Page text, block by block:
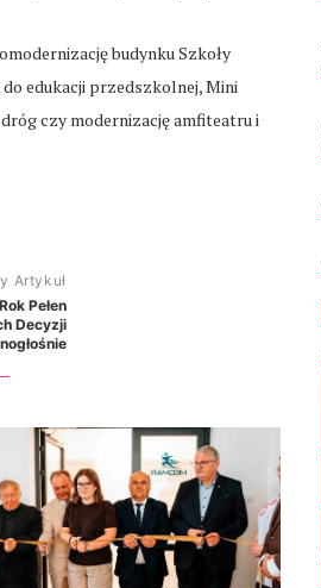
budynku Szkoły
edukacji przedszkolnej, Mini
czy modernizację amfiteatru i
Artykuł
Pełen
Decyzji